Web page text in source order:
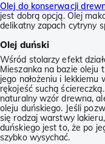
Olej do konserwacji
jest dobrą opcją. Olej
delikatny zapach cytryny
Olej duński
Wśród stolarzy efekt
Mieszanka na bazie oleju
jego nałożeniu i lekkiemu
rękojeść suchą
naturalny wzór drewna,
oleju duńskiego. Jeśli
się rodzaj warstwy
duńskiego jest to, że po
szybko wysychać.